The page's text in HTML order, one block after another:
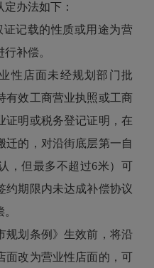
办法如下：
记载的性质或用途为营
补偿。
店面未经规划部门批
有效工商营业执照或工商
证明或税务登记证明，在
迁的，对沿街底层第一自
，但最多不超过6米）可
约期限内未达成补偿协议
划条例》生效前，将沿
面改为营业性店面的，可